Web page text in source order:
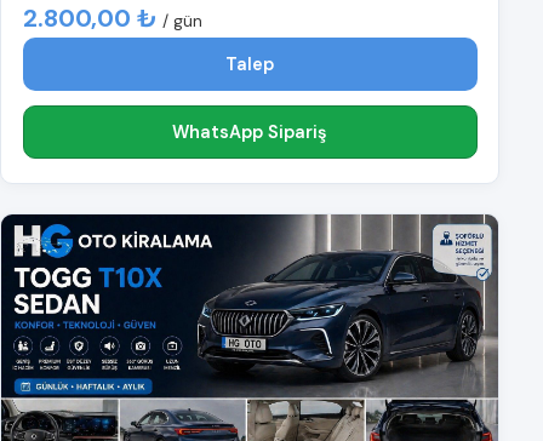
2.800,00 ₺ / gün
Talep
WhatsApp Sipariş